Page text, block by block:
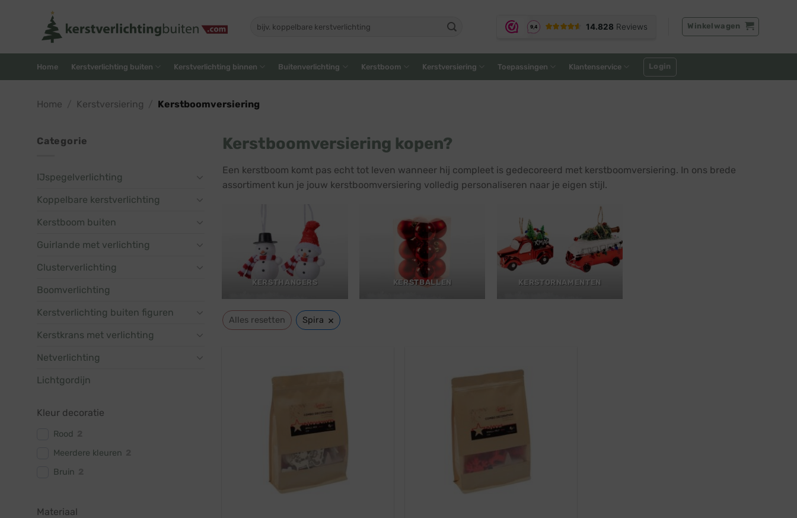
naar:
Winkelwagen
Home Kerstverlichting buiten Kerstverlichting binnen Buitenverlichting Kerstboom Kerstversiering Toepassingen Klantenservice Login
Home Kerstversiering Kerstboomversiering
Categorie
IJspegelverlichting
Koppelbare kerstverlichting
Kerstboom buiten
Guirlande met verlichting
Clusterverlichting
Boomverlichting
Kerstverlichting buiten figuren
Kerstkrans met verlichting
Netverlichting
Lichtgordijn
Kleur decoratie
Rood
Meerdere kleuren
Bruin
Materiaal
Kerstboomversiering kopen?
Een kerstboom komt pas echt tot leven wanneer hij compleet is gedecoreerd met kerstboomversiering. In ons brede
assortiment kun je jouw kerstboomversiering volledig personaliseren naar je eigen stijl.
KERSTHANGERS KERSTBALLEN KERSTORNAMENTEN
Alles resetten Spira ×